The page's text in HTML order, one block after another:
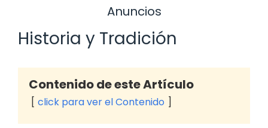
Anuncios
Historia y Tradición
Contenido de este Artículo
click para ver el Contenido